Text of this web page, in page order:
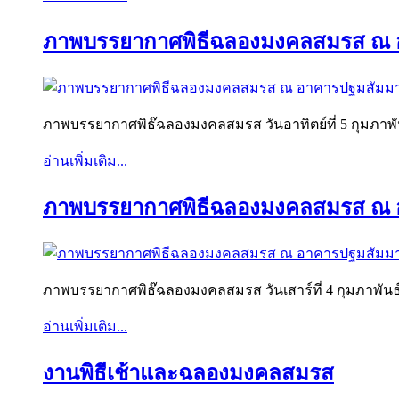
ภาพบรรยากาศพิธีฉลองมงคลสมรส ณ
ภาพบรรยากาศพิธ๊ฉลองมงคลสมรส วันอาทิตย์ที่ 5 กุมภ
อ่านเพิ่มเติม...
ภาพบรรยากาศพิธีฉลองมงคลสมรส ณ
ภาพบรรยากาศพิธ๊ฉลองมงคลสมรส วันเสาร์ที่ 4 กุมภาพั
อ่านเพิ่มเติม...
งานพิธีเช้าและฉลองมงคลสมรส